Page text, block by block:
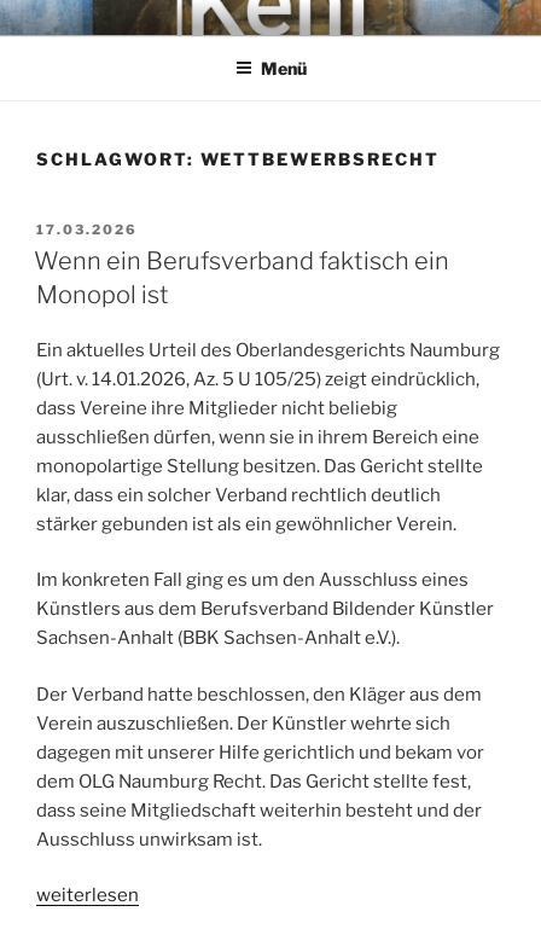
Zum
InhaltKEHL
Rechtsanwaltsgesellschaft mbH
Menü
SCHLAGWORT: WETTBEWERBSRECHT
VERÖFFENTLICHT
AM
17.03.2026
Wenn ein Berufsverband faktisch ein
Monopol ist
Ein aktuelles Urteil des Oberlandesgerichts Naumburg
(Urt. v. 14.01.2026, Az. 5 U 105/25) zeigt eindrücklich,
dass Vereine ihre Mitglieder nicht beliebig
ausschließen dürfen, wenn sie in ihrem Bereich eine
monopolartige Stellung besitzen. Das Gericht stellte
klar, dass ein solcher Verband rechtlich deutlich
stärker gebunden ist als ein gewöhnlicher Verein.
Im konkreten Fall ging es um den Ausschluss eines
Künstlers aus dem Berufsverband Bildender Künstler
Sachsen-Anhalt (BBK Sachsen-Anhalt e.V.).
Der Verband hatte beschlossen, den Kläger aus dem
Verein auszuschließen. Der Künstler wehrte sich
dagegen mit unserer Hilfe gerichtlich und bekam vor
dem OLG Naumburg Recht. Das Gericht stellte fest,
dass seine Mitgliedschaft weiterhin besteht und der
Ausschluss unwirksam ist.
„Wenn
weiterlesen